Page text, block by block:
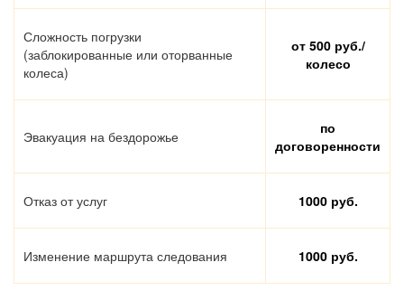
Сложность погрузки
(заблокированные или оторванные
колеса)
от 500 руб./
колесо
Эвакуация на бездорожье
по
договоренности
Отказ от услуг 1000 руб.
Изменение маршрута следования 1000 руб.